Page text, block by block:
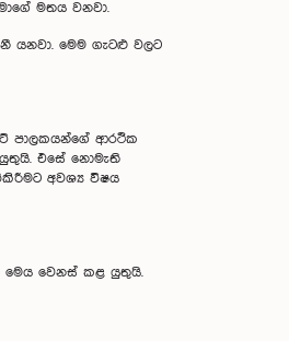
මතය වනවා.
මෙම ගැටළු වලට
පාලකයන්ගේ ආරථික
එසේ නොමැති
අවශ්‍ය විෂය
මෙය වෙනස් කළ යුතුයි.